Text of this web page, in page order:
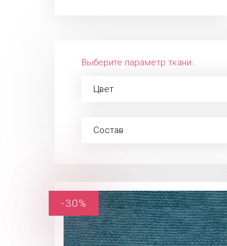
Выберите параметр ткани:
Цвет
Состав
-30%